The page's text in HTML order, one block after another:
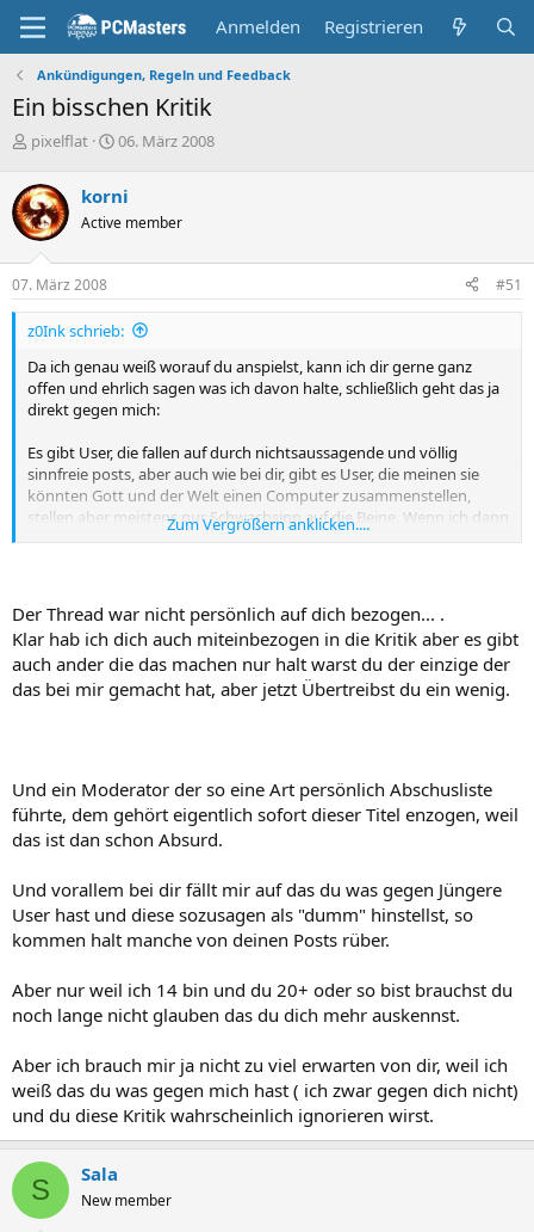
Anmelden Registrieren
Ankündigungen, Regeln und Feedback
Ein bisschen Kritik
E
s
t
e
l
l
e
r
pixelflat
E
t
e
l
a
m
06. März 2008
korni
Active member
07. März 2008 #51
z0Ink schrieb:
Da ich genau weiß worauf du anspielst, kann ich dir gerne ganz
offen und ehrlich sagen was ich davon halte, schließlich geht das ja
direkt gegen mich:
Es gibt User, die fallen auf durch nichtsaussagende und völlig
sinnfreie posts, aber auch wie bei dir, gibt es User, die meinen sie
könnten Gott und der Welt einen Computer zusammenstellen,
stellen aber meistens nur Schwachsinn auf die Beine. Wenn ich dann
den User darauf hinweise, das er sich mal Gedanken machen sollte
In deinem Alter sich so weit aus dem Fenster zu lehnen ist keine
gute Idee.
Zum Vergrößern anklicken....
Der Thread war nicht persönlich auf dich bezogen... .
Klar hab ich dich auch miteinbezogen in die Kritik aber es gibt
auch ander die das machen nur halt warst du der einzige der
das bei mir gemacht hat, aber jetzt Übertreibst du ein wenig.
Und ein Moderator der so eine Art persönlich Abschusliste
führte, dem gehört eigentlich sofort dieser Titel enzogen, weil
das ist dan schon Absurd.
Und vorallem bei dir fällt mir auf das du was gegen Jüngere
User hast und diese sozusagen als "dumm" hinstellst, so
kommen halt manche von deinen Posts rüber.
Aber nur weil ich 14 bin und du 20+ oder so bist brauchst du
noch lange nicht glauben das du dich mehr auskennst.
Aber ich brauch mir ja nicht zu viel erwarten von dir, weil ich
weiß das du was gegen mich hast ( ich zwar gegen dich nicht)
und du diese Kritik wahrscheinlich ignorieren wirst.
S Sala
New member